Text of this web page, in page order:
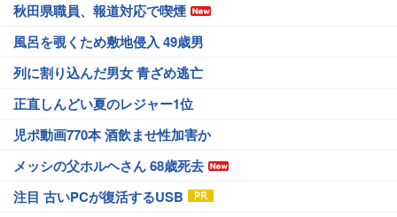
秋田県職員、報道対応で喫煙
風呂を覗くため敷地侵入 49歳男
列に割り込んだ男女 青ざめ逃亡
正直しんどい夏のレジャー1位
児ポ動画770本 酒飲ませ性加害か
メッシの父ホルヘさん 68歳死去
注目 古いPCが復活するUSB